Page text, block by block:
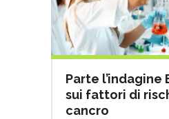
Parte l’indagine
sui fattori di
cancro